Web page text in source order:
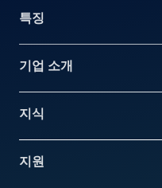
특징
기업 소개
지식
지원